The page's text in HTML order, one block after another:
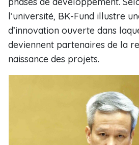
l’université, BK-Fund illustre
d’innovation ouverte dans
deviennent partenaires de la
naissance des projets.